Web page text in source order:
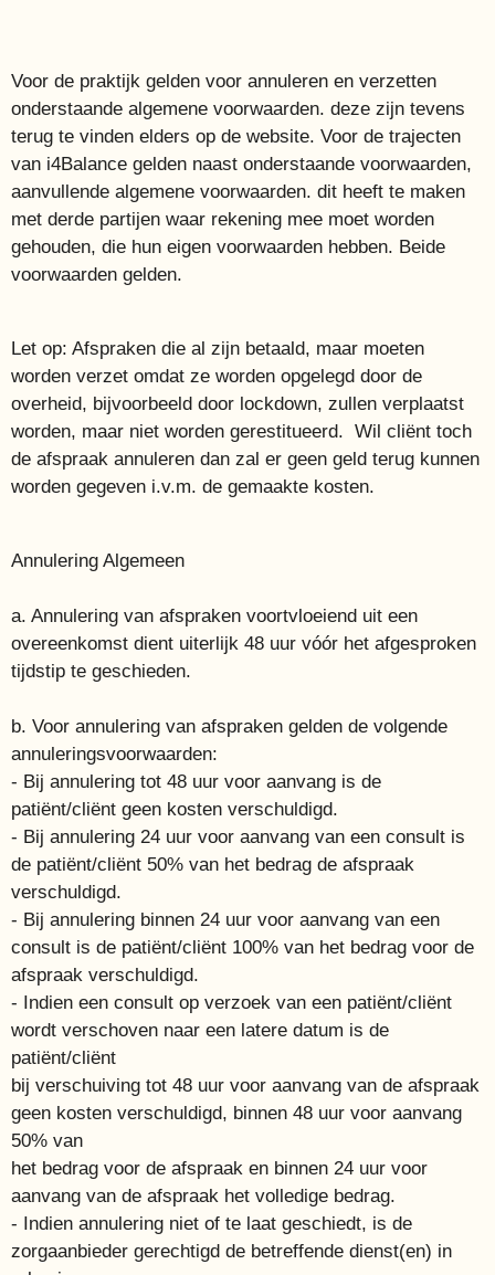
Voor de praktijk gelden voor annuleren en verzetten
onderstaande algemene voorwaarden. deze zijn tevens
terug te vinden elders op de website. Voor de trajecten
van i4Balance gelden naast onderstaande voorwaarden,
aanvullende algemene voorwaarden. dit heeft te maken
met derde partijen waar rekening mee moet worden
gehouden, die hun eigen voorwaarden hebben. Beide
voorwaarden gelden.
Let op: Afspraken die al zijn betaald, maar moeten
worden verzet omdat ze worden opgelegd door de
overheid, bijvoorbeeld door lockdown, zullen verplaatst
worden, maar niet worden gerestitueerd. Wil cliënt toch
de afspraak annuleren dan zal er geen geld terug kunnen
worden gegeven i.v.m. de gemaakte kosten.
Annulering Algemeen
a. Annulering van afspraken voortvloeiend uit een
overeenkomst dient uiterlijk 48 uur vóór het afgesproken
tijdstip te geschieden.
b. Voor annulering van afspraken gelden de volgende
annuleringsvoorwaarden:
- Bij annulering tot 48 uur voor aanvang is de
patiënt/cliënt geen kosten verschuldigd.
- Bij annulering 24 uur voor aanvang van een consult is
de patiënt/cliënt 50% van het bedrag de afspraak
verschuldigd.
- Bij annulering binnen 24 uur voor aanvang van een
consult is de patiënt/cliënt 100% van het bedrag voor de
afspraak verschuldigd.
- Indien een consult op verzoek van een patiënt/cliënt
wordt verschoven naar een latere datum is de
patiënt/cliënt
bij verschuiving tot 48 uur voor aanvang van de afspraak
geen kosten verschuldigd, binnen 48 uur voor aanvang
50% van
het bedrag voor de afspraak en binnen 24 uur voor
aanvang van de afspraak het volledige bedrag.
- Indien annulering niet of te laat geschiedt, is de
zorgaanbieder gerechtigd de betreffende dienst(en) in